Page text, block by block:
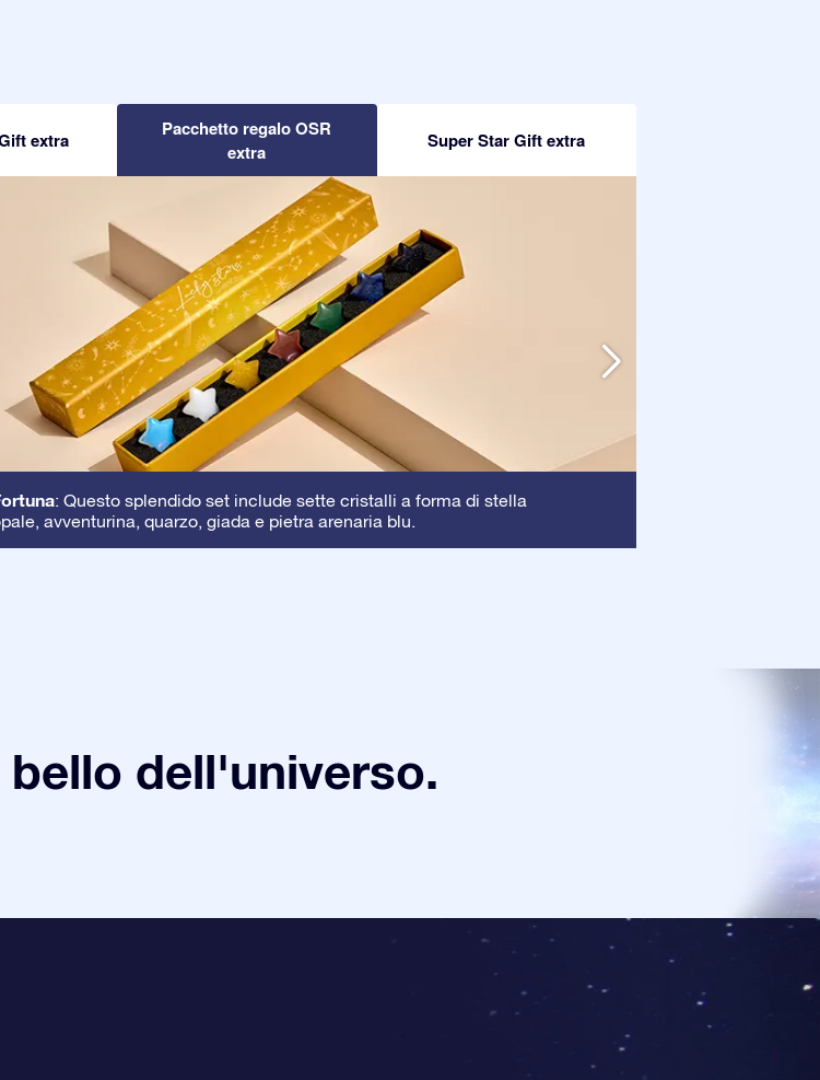
extra
Pacchetto regalo OSR
extra
Super Star Gift extra
: Questo splendido set include sette cristalli a forma di stella
avventurina, quarzo, giada e pietra arenaria blu.
dell'universo.